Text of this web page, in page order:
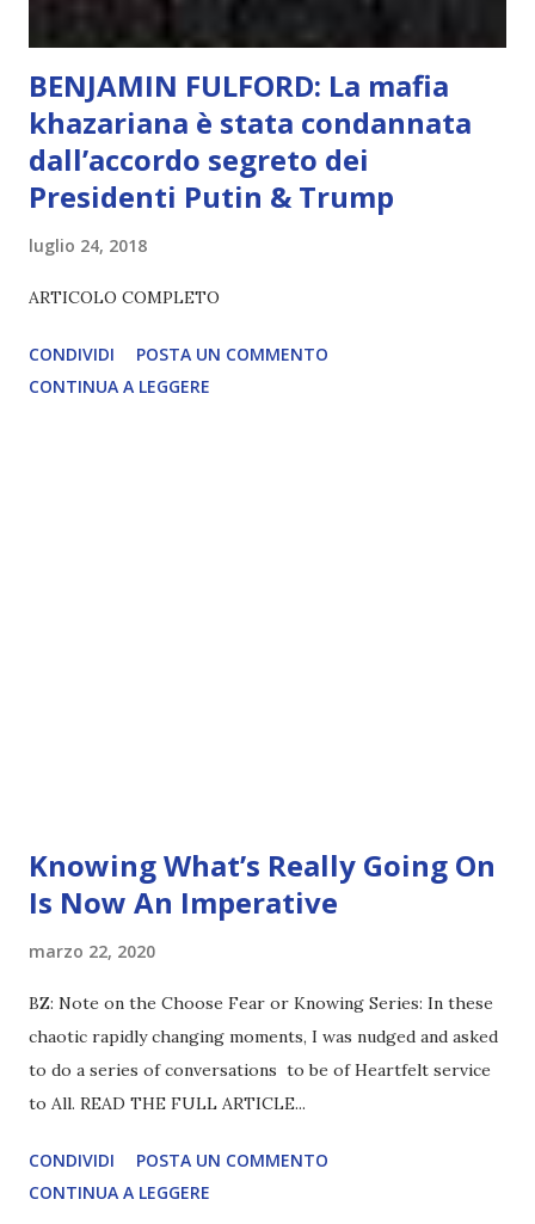
BENJAMIN FULFORD: La mafia
khazariana è stata condannata
dall’accordo segreto dei
Presidenti Putin & Trump
luglio 24, 2018
ARTICOLO COMPLETO
CONDIVIDI
POSTA UN COMMENTO
CONTINUA A LEGGERE
Knowing What’s Really Going On
Is Now An Imperative
marzo 22, 2020
BZ: Note on the Choose Fear or Knowing Series: In these
chaotic rapidly changing moments, I was nudged and asked
to do a series of conversations to be of Heartfelt service
to All. READ THE FULL ARTICLE...
CONDIVIDI
POSTA UN COMMENTO
CONTINUA A LEGGERE